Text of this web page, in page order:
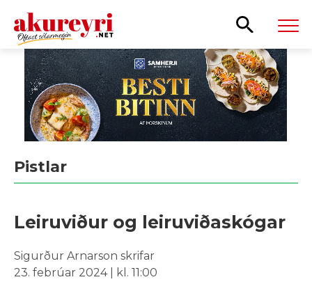
Leita
Pistlar
Leiruviður og leiruviðaskógar
Sigurður Arnarson skrifar
23. febrúar 2024 | kl. 11:00